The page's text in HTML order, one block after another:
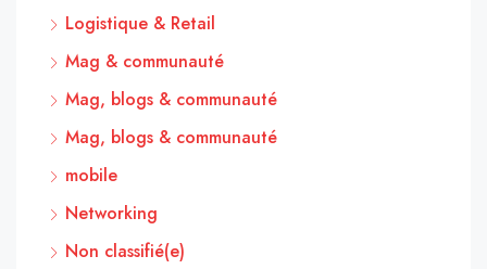
Logistique & Retail
Mag & communauté
Mag, blogs & communauté
Mag, blogs & communauté
mobile
Networking
Non classifié(e)